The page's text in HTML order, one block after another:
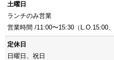
土曜日
ランチのみ営業
営業時間 /11:00〜15:30（L.O.15:00、
定休日
日曜日、祝日